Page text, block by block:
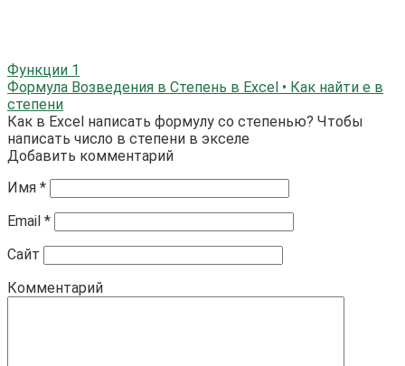
Функции 1
Формула Возведения в Степень в Excel • Как найти е в
степени
Как в Excel написать формулу со степенью? Чтобы
написать число в степени в экселе
Добавить комментарий
Имя *
Email *
Сайт
Комментарий